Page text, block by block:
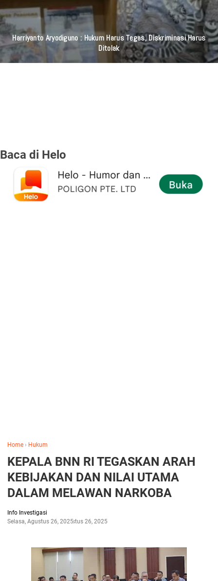
Harriyanto Aryodiguno : Hukum Harus Tegas, Diskriminasi Harus
Ditolak
Baca di Helo
Home › Hukum
KEPALA BNN RI TEGASKAN ARAH
KEBIJAKAN DAN NILAI UTAMA
DALAM MELAWAN NARKOBA
Info Investigasi
Selasa, Agustus 26, 2025Agustus 26, 2025